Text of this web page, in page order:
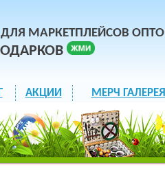
МАРКЕТПЛЕЙСОВ
АКЦИИ МЕРЧ ГАЛЕРЕЯ